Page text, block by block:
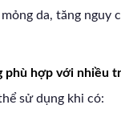
da, tăng nguy
phù hợp với nhiều
sử dụng khi có: